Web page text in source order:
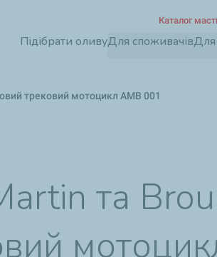
до
Підібрати оливуДля споживачівДля
Каталог
трековий мотоцикл AMB 001
та